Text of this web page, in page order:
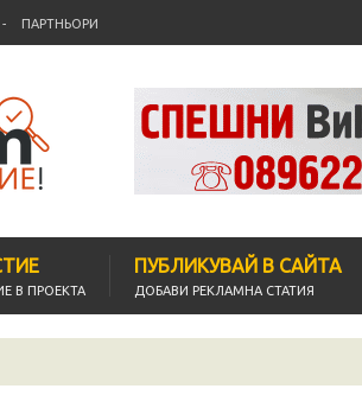
ПАРТНЬОРИ
В ПРОЕКТА
ПУБЛИКУВАЙ В САЙТА
ДОБАВИ РЕКЛАМНА СТАТИЯ